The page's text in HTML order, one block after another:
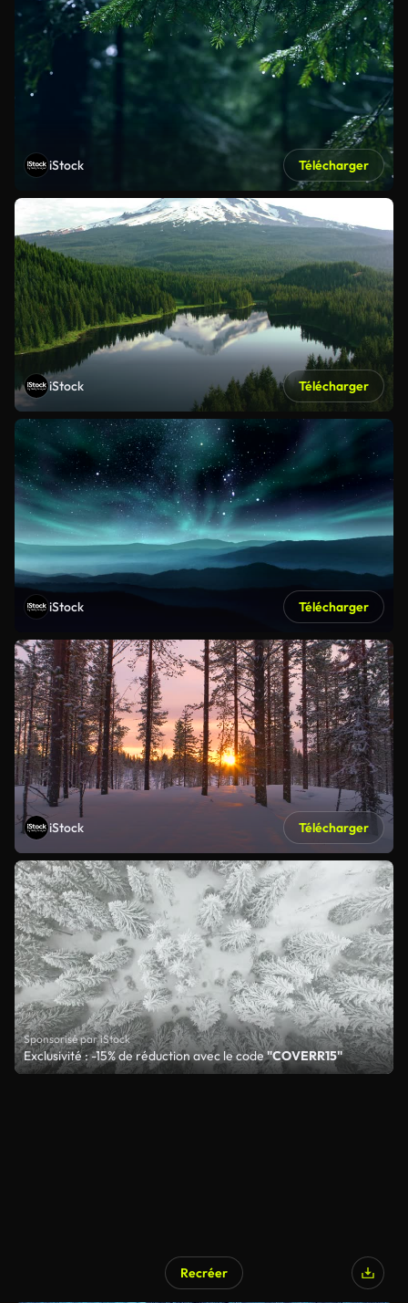
iStock Télécharger
iStock Télécharger
iStock Télécharger
iStock Télécharger
Sponsorisé par iStock
Exclusivité : -15% de réduction avec le code"COVERR15"
Recréer